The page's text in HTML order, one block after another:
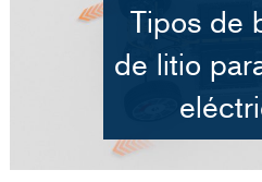
Tipos de
de litio